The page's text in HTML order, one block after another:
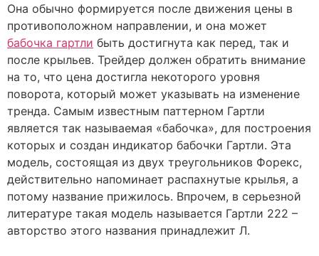
Она обычно формируется после движения цены в
противоположном направлении, и она может
бабочка гартли быть достигнута как перед, так и
после крыльев. Трейдер должен обратить внимание
на то, что цена достигла некоторого уровня
поворота, который может указывать на изменение
тренда. Самым известным паттерном Гартли
является так называемая «бабочка», для построения
которых и создан индикатор бабочки Гартли. Эта
модель, состоящая из двух треугольников Форекс,
действительно напоминает распахнутые крылья, а
потому название прижилось. Впрочем, в серьезной
литературе такая модель называется Гартли 222 –
авторство этого названия принадлежит Л.